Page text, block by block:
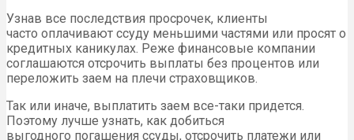
Узнав все последствия просрочек, клиенты
часто оплачивают ссуду меньшими частями или просят о
кредитных каникулах. Реже финансовые компании
соглашаются отсрочить выплаты без процентов или
переложить заем на плечи страховщиков.
Так или иначе, выплатить заем все-таки придется.
Поэтому лучше узнать, как добиться
выгодного погашения ссуды, отсрочить платежи или